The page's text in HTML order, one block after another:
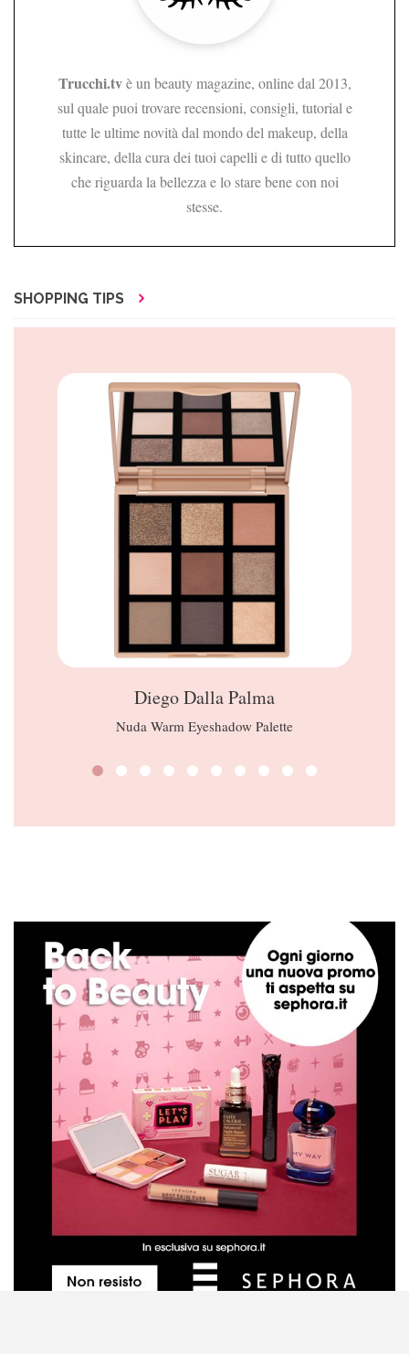
Trucchi.tvè un beauty magazine, online dal 2013,
sul quale puoi trovare recensioni, consigli, tutorial e
tutte le ultime novità dal mondo del makeup, della
skincare, della cura dei tuoi capelli e di tutto quello
che riguarda la bellezza e lo stare bene con noi
stesse.
SHOPPING TIPS
Diego Dalla Palma
Nuda Warm Eyeshadow Palette